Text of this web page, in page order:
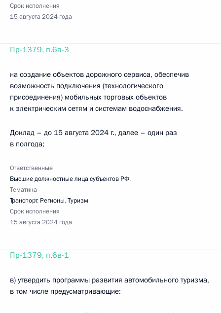
Срок исполнения
15 августа 2024 года
Пр-1379, п.6а-3
на создание объектов дорожного сервиса, обеспечив
возможность подключения (технологического
присоединения) мобильных торговых объектов
к электрическим сетям и системам водоснабжения.
Доклад – до 15 августа 2024 г., далее – один раз
в полгода;
Ответственные
Высшие должностные лица субъектов РФ,
Тематика
Транспорт, Регионы,Туризм
Срок исполнения
15 августа 2024 года
Пр-1379, п.6в-1
в) утвердить программы развития автомобильного туризма,
в том числе предусматривающие: